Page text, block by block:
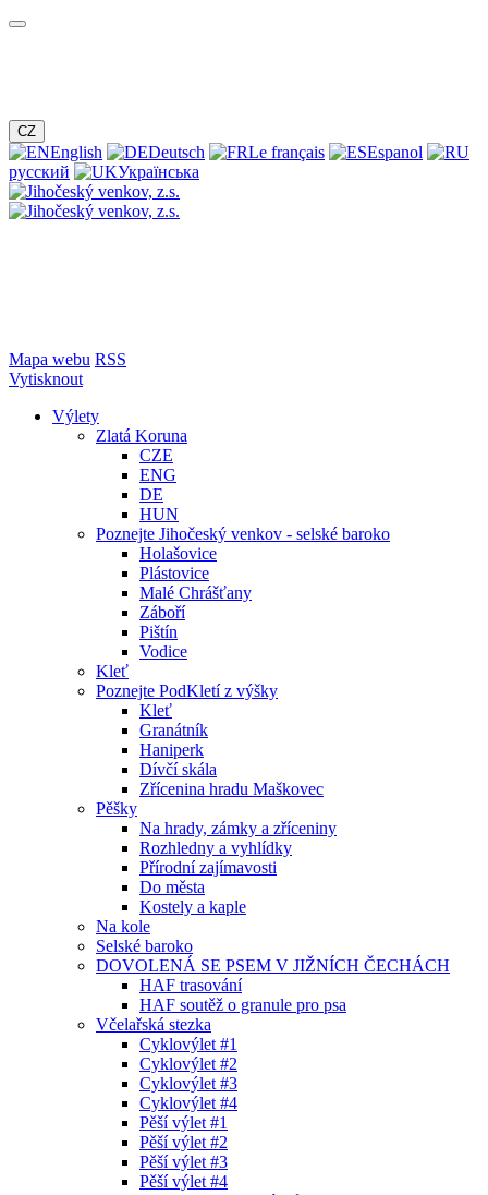
CZ
English Deutsch Le français
Espanol
русский
Українська
Mapa webu RSS
Vytisknout
Výlety
Zlatá Koruna
CZE
ENG
DE
HUN
Poznejte Jihočeský venkov - selské baroko
Holašovice
Plástovice
Malé Chrášťany
Záboří
Pištín
Vodice
Kleť
Poznejte PodKletí z výšky
Kleť
Granátník
Haniperk
Dívčí skála
Zřícenina hradu Maškovec
Pěšky
Na hrady, zámky a zříceniny
Rozhledny a vyhlídky
Přírodní zajímavosti
Do města
Kostely a kaple
Na kole
Selské baroko
DOVOLENÁ SE PSEM V JIŽNÍCH ČECHÁCH
HAF trasování
HAF soutěž o granule pro psa
Včelařská stezka
Cyklovýlet #1
Cyklovýlet #2
Cyklovýlet #3
Cyklovýlet #4
Pěší výlet #1
Pěší výlet #2
Pěší výlet #3
Pěší výlet #4